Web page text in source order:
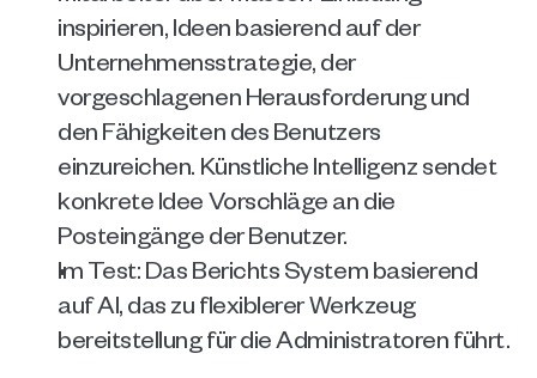
inspirieren, Ideen basierend auf der
Unternehmensstrategie, der
vorgeschlagenen Herausforderung und
den Fähigkeiten des Benutzers
einzureichen. Künstliche Intelligenz sendet
konkrete Idee Vorschläge an die
Posteingänge der Benutzer.
Im Test: Das Berichts System basierend
auf AI, das zu flexiblerer Werkzeug
bereitstellung für die Administratoren führt.